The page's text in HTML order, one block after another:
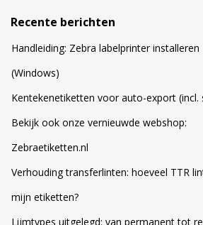
Recente berichten
Handleiding: Zebra labelprinter installeren
(Windows)
Kentekenetiketten voor auto-export (incl.
Bekijk ook onze vernieuwde webshop:
Zebraetiketten.nl
Verhouding transferlinten: hoeveel TTR
mijn etiketten?
Lijmtypes uitgelegd: van permanent tot